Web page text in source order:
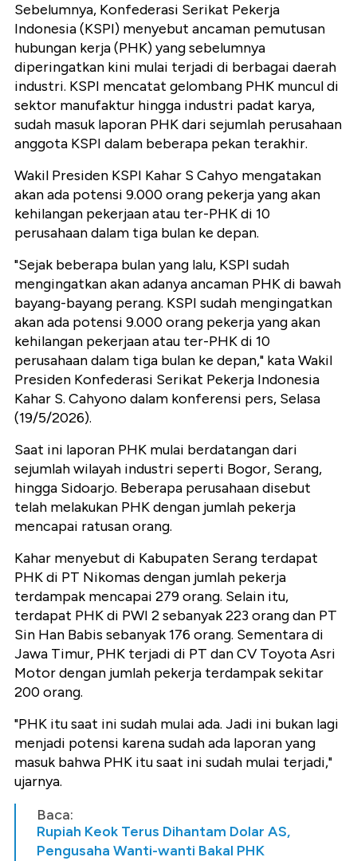
Sebelumnya, Konfederasi Serikat Pekerja
Indonesia (KSPI) menyebut ancaman pemutusan
hubungan kerja (PHK) yang sebelumnya
diperingatkan kini mulai terjadi di berbagai daerah
industri. KSPI mencatat gelombang PHK muncul di
sektor manufaktur hingga industri padat karya,
sudah masuk laporan PHK dari sejumlah perusahaan
anggota KSPI dalam beberapa pekan terakhir.
Wakil Presiden KSPI Kahar S Cahyo mengatakan
akan ada potensi 9.000 orang pekerja yang akan
kehilangan pekerjaan atau ter-PHK di 10
perusahaan dalam tiga bulan ke depan.
"Sejak beberapa bulan yang lalu, KSPI sudah
mengingatkan akan adanya ancaman PHK di bawah
bayang-bayang perang. KSPI sudah mengingatkan
akan ada potensi 9.000 orang pekerja yang akan
kehilangan pekerjaan atau ter-PHK di 10
perusahaan dalam tiga bulan ke depan," kata Wakil
Presiden Konfederasi Serikat Pekerja Indonesia
Kahar S. Cahyono dalam konferensi pers, Selasa
(19/5/2026).
Saat ini laporan PHK mulai berdatangan dari
sejumlah wilayah industri seperti Bogor, Serang,
hingga Sidoarjo. Beberapa perusahaan disebut
telah melakukan PHK dengan jumlah pekerja
mencapai ratusan orang.
Kahar menyebut di Kabupaten Serang terdapat
PHK di PT Nikomas dengan jumlah pekerja
terdampak mencapai 279 orang. Selain itu,
terdapat PHK di PWI 2 sebanyak 223 orang dan PT
Sin Han Babis sebanyak 176 orang. Sementara di
Jawa Timur, PHK terjadi di PT dan CV Toyota Asri
Motor dengan jumlah pekerja terdampak sekitar
200 orang.
"PHK itu saat ini sudah mulai ada. Jadi ini bukan lagi
menjadi potensi karena sudah ada laporan yang
masuk bahwa PHK itu saat ini sudah mulai terjadi,"
ujarnya.
Baca:
Rupiah Keok Terus Dihantam Dolar AS,
Pengusaha Wanti-wanti Bakal PHK